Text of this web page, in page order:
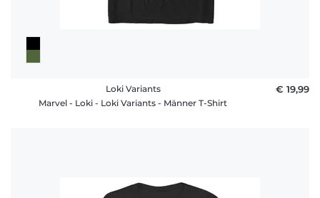
Loki Variants
Marvel - Loki - Loki Variants - Männer T-Shirt
€ 19,99